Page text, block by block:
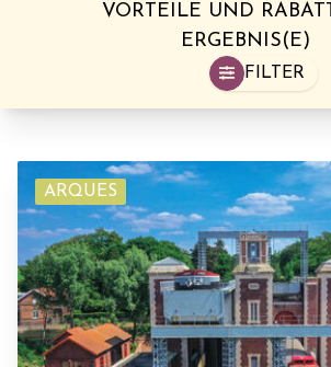
VORTEILE UND
ERGEBNIS(E)
FILTER
ARQUES